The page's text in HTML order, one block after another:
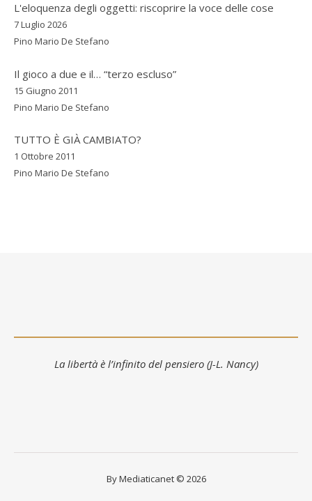
L'eloquenza degli oggetti: riscoprire la voce delle cose
7 Luglio 2026
Pino Mario De Stefano
Il gioco a due e il… “terzo escluso”
15 Giugno 2011
Pino Mario De Stefano
TUTTO È GIÀ CAMBIATO?
1 Ottobre 2011
Pino Mario De Stefano
La libertà è l’infinito del pensiero (J-L. Nancy)
By Mediaticanet © 2026